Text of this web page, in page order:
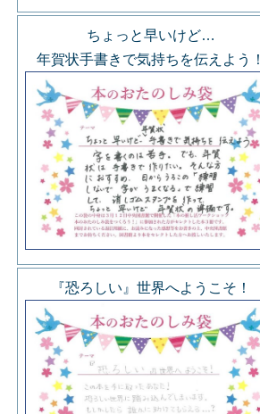
ちょっと早いけど…
年賀状手書きで気持ちを伝えよう！
『恐ろしい』世界へようこそ！